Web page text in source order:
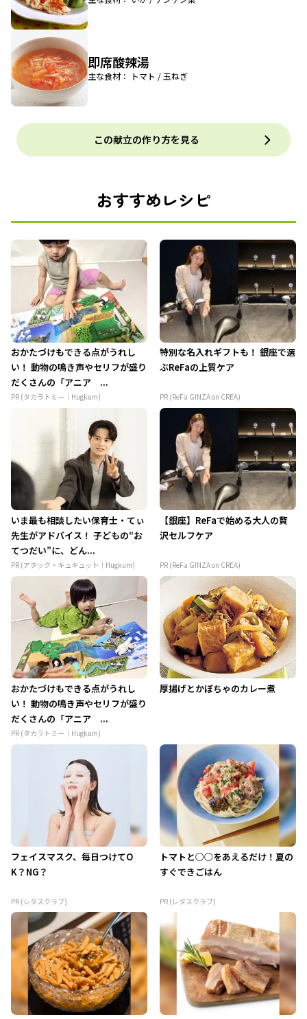
即席酸辣湯
主な食材： トマト / 玉ねぎ
この献立の作り方を見る
おすすめレシピ
おかたづけもできる点がうれし
い！ 動物の鳴き声やセリフが盛り
だくさんの「アニア ...
PR (タカラトミー｜Hugkum)
特別な名入れギフトも！ 銀座で選
ぶReFaの上質ケア
PR (ReFa GINZA on CREA)
いま最も相談したい保育士・てぃ
先生がアドバイス！ 子どもの“お
てつだい”に、どん...
PR (アタック・キュキュット｜Hugkum)
【銀座】ReFaで始める大人の贅
沢セルフケア
PR (ReFa GINZA on CREA)
おかたづけもできる点がうれし
い！ 動物の鳴き声やセリフが盛り
だくさんの「アニア ...
PR (タカラトミー｜Hugkum)
厚揚げとかぼちゃのカレー煮
フェイスマスク、毎日つけてO
K？NG？
PR (レタスクラブ)
トマトと○○をあえるだけ！夏の
すぐできごはん
PR (レタスクラブ)